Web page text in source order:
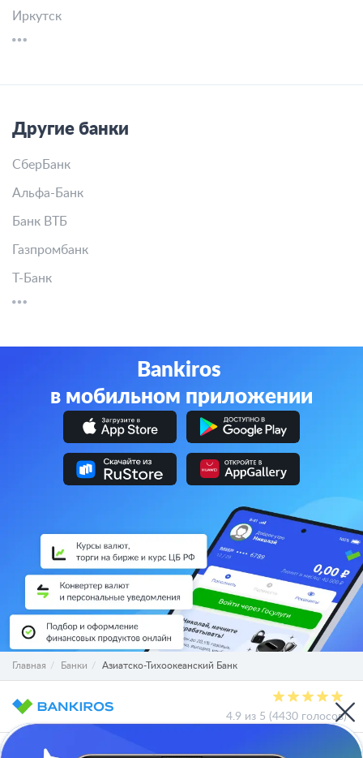
Иркутск
Другие банки
СберБанк
Альфа-Банк
Банк ВТБ
Газпромбанк
Т-Банк
Bankiros
в мобильном приложении
Главная Банки Азиатско-Тихоокеанский Банк
4.9 из 5 (4430 голосов)